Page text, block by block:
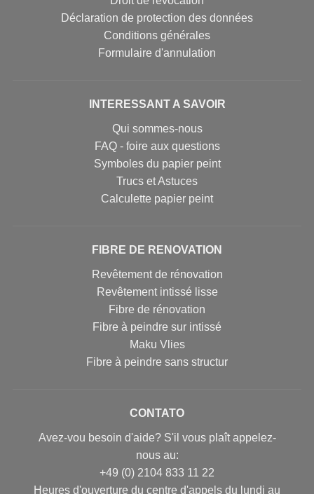
Déclaration de protection des données
Conditions générales
Formulaire d'annulation
INTERESSANT A SAVOIR
Qui sommes-nous
FAQ - foire aux questions
Symboles du papier peint
Trucs et Astuces
Calculette papier peint
FIBRE DE RENOVATION
Revêtement de rénovation
Revêtement intissé lisse
Fibre de rénovation
Fibre à peindre sur intissé
Maku Vlies
Fibre à peindre sans structur
CONTATO
Avez-vou besoin d'aide? S'il vous plaît appelez-
nous au:
+49 (0) 2104 833 11 22
Heures d'ouverture du centre d'appels du lundi au